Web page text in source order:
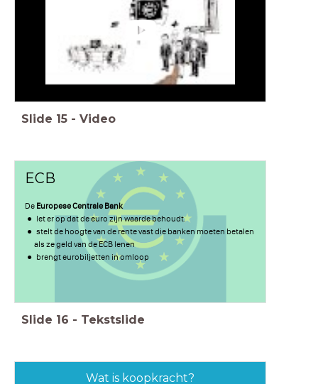
Slide 15 - Video
ECB
De Europese Centrale Bank
let er op dat de euro zijn waarde behoudt.
stelt de hoogte van de rente vast die banken moeten betalen
als ze geld van de ECB lenen
brengt eurobiljetten in omloop
Slide 16 - Tekstslide
Wat is koopkracht?